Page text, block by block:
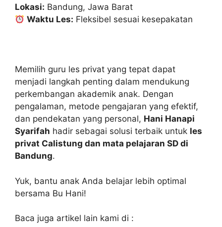
Lokasi: Bandung, Jawa Barat
Waktu Les: Fleksibel sesuai kesepakatan
Memilih guru les privat yang tepat dapat
menjadi langkah penting dalam mendukung
perkembangan akademik anak. Dengan
pengalaman, metode pengajaran yang efektif,
dan pendekatan yang personal, Hani Hanapi
Syarifah hadir sebagai solusi terbaik untuk les
privat Calistung dan mata pelajaran SD di
Bandung.
Yuk, bantu anak Anda belajar lebih optimal
bersama Bu Hani!
Baca juga artikel lain kami di :